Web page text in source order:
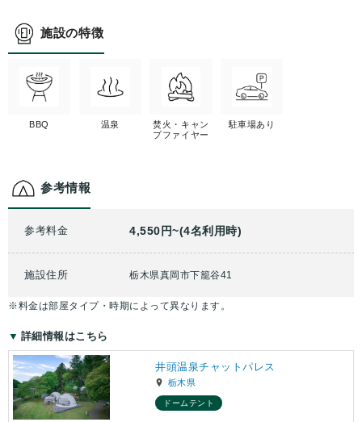
施設の特徴
BBQ 温泉
焚火・キャン
プファイヤー
駐車場あり
参考情報
参考料金 4,550円~(4名利用時)
施設住所 栃木県真岡市下籠谷41
※料金は部屋タイプ・時期によって異なります。
詳細情報はこちら
井頭温泉チャットパレス
栃木県
ドームテント